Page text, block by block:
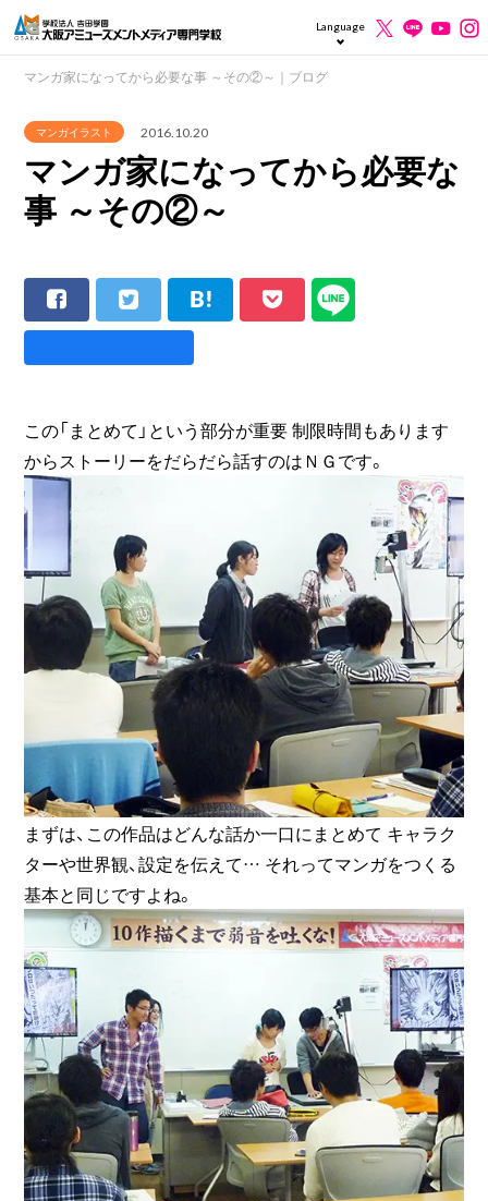
Language
マンガ家になってから必要な事 ～その②～｜ブログ
マンガイラスト 2016.10.20
マンガ家になってから必要な
事 ～その②～
この「まとめて」という部分が重要 制限時間もあります
からストーリーをだらだら話すのはＮＧです。
まずは、この作品はどんな話か一口にまとめて キャラク
ターや世界観、設定を伝えて… それってマンガをつくる
基本と同じですよね。